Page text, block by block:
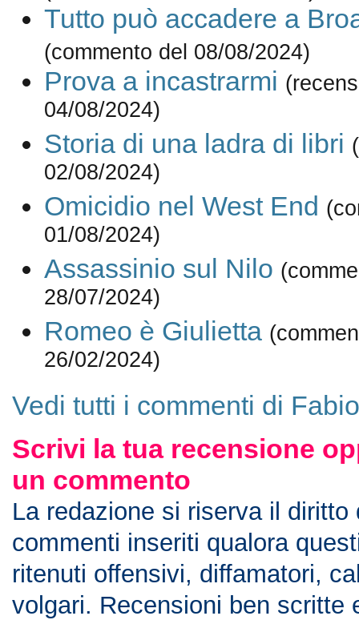
Tutto può accadere a
(commento del 08/08/2024)
Prova a incastrarmi
04/08/2024)
Storia di una ladra di libri
02/08/2024)
Omicidio nel West End
01/08/2024)
Assassinio sul Nilo
28/07/2024)
Romeo è Giulietta
26/02/2024)
Vedi tutti i commenti di
Scrivi la tua recensione
un commento
La redazione si riserva il diritto
commenti inseriti qualora
ritenuti offensivi, diffamatori,
volgari. Recensioni ben scritte